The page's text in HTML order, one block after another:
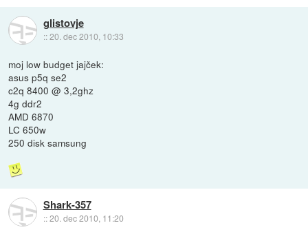
glistovje
::20. dec 2010, 10:33
moj low budget jajček:
asus p5q se2
c2q 8400 @ 3,2ghz
4g ddr2
AMD 6870
LC 650w
250 disk samsung
Shark-357
::20. dec 2010, 11:20